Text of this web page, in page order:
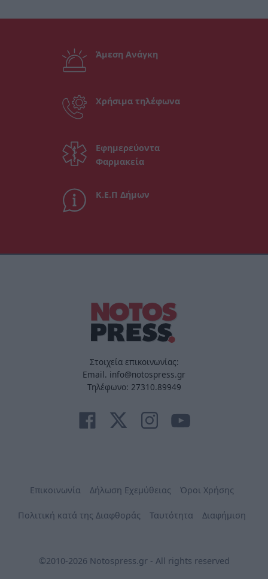
Άμεση Ανάγκη
Χρήσιμα τηλέφωνα
Εφημερεύοντα
Φαρμακεία
Κ.Ε.Π Δήμων
Στοιχεία επικοινωνίας:
Email. info@notospress.gr
Τηλέφωνο: 27310.89949
Επικοινωνία Δήλωση Εχεμύθειας Όροι Χρήσης
Πολιτική κατά της Διαφθοράς Ταυτότητα Διαφήμιση
©2010-2026 Notospress.gr - All rights reserved